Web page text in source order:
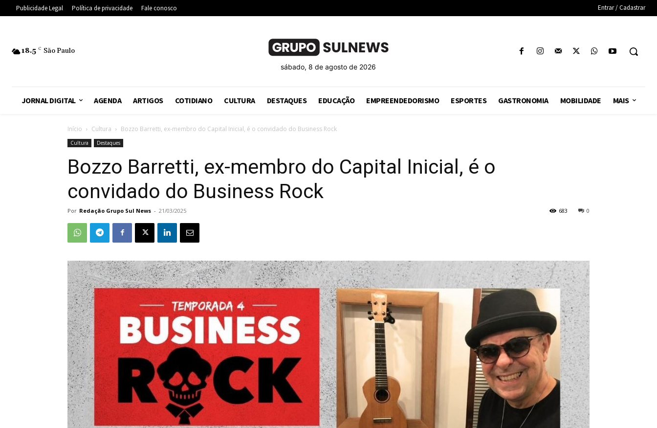
Publicidade Legal Política de privacidade Fale conosco Entrar / Cadastrar
18.5 C São Paulo
sábado, 8 de agosto de 2026
JORNAL DIGITAL AGENDA ARTIGOS COTIDIANO CULTURA DESTAQUES EDUCAÇÃO EMPREENDEDORISMO ESPORTES GASTRONOMIA MOBILIDADE MAIS
Início Cultura Bozzo Barretti, ex-membro do Capital Inicial, é o convidado do Business Rock
Cultura Destaques
Bozzo Barretti, ex-membro do Capital Inicial, é o
convidado do Business Rock
Por Redação Grupo Sul News - 21/03/2025 0
683